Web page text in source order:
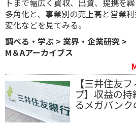
多角化と、事業別の売上高と営業
変化などを見てみる。
調べる・学ぶ > 業界・企業研究 >
M＆Aアーカイブス
【三井住友
プ】収益の
るメガバンク